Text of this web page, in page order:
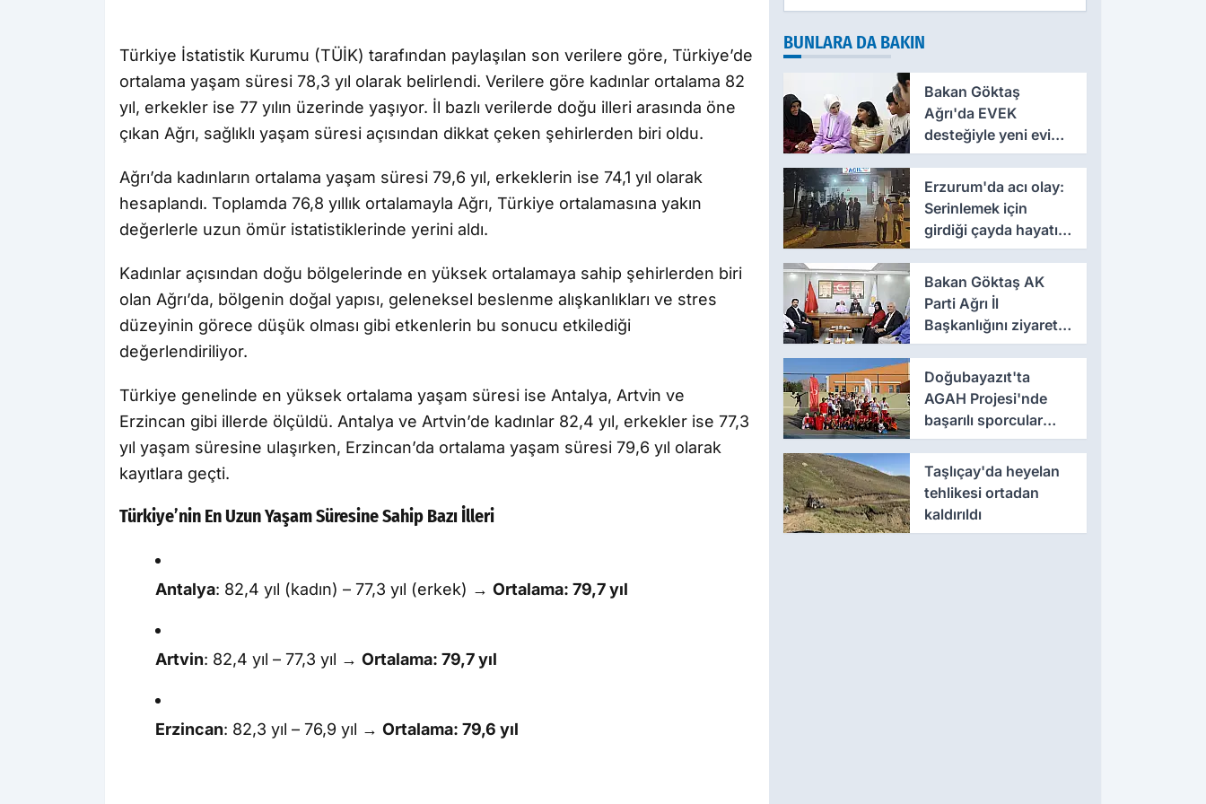
Türkiye İstatistik Kurumu (TÜİK) tarafından paylaşılan son verilere göre, Türkiye’de
ortalama yaşam süresi 78,3 yıl olarak belirlendi. Verilere göre kadınlar ortalama 82
yıl, erkekler ise 77 yılın üzerinde yaşıyor. İl bazlı verilerde doğu illeri arasında öne
çıkan Ağrı, sağlıklı yaşam süresi açısından dikkat çeken şehirlerden biri oldu.
Ağrı’da kadınların ortalama yaşam süresi 79,6 yıl, erkeklerin ise 74,1 yıl olarak
hesaplandı. Toplamda 76,8 yıllık ortalamayla Ağrı, Türkiye ortalamasına yakın
değerlerle uzun ömür istatistiklerinde yerini aldı.
Kadınlar açısından doğu bölgelerinde en yüksek ortalamaya sahip şehirlerden biri
olan Ağrı’da, bölgenin doğal yapısı, geleneksel beslenme alışkanlıkları ve stres
düzeyinin görece düşük olması gibi etkenlerin bu sonucu etkilediği
değerlendiriliyor.
Türkiye genelinde en yüksek ortalama yaşam süresi ise Antalya, Artvin ve
Erzincan gibi illerde ölçüldü. Antalya ve Artvin’de kadınlar 82,4 yıl, erkekler ise 77,3
yıl yaşam süresine ulaşırken, Erzincan’da ortalama yaşam süresi 79,6 yıl olarak
kayıtlara geçti.
Türkiye’nin En Uzun Yaşam Süresine Sahip Bazı İlleri
Antalya: 82,4 yıl (kadın) – 77,3 yıl (erkek) → Ortalama: 79,7 yıl
Artvin: 82,4 yıl – 77,3 yıl → Ortalama: 79,7 yıl
Erzincan: 82,3 yıl – 76,9 yıl → Ortalama: 79,6 yıl
BUNLARA DA BAKIN
Bakan Göktaş
Ağrı'da EVEK
desteğiyle yeni evine
kavuşan anneye
konuk oldu
Erzurum'da acı olay:
Serinlemek için
girdiği çayda hayatını
kaybetti
Bakan Göktaş AK
Parti Ağrı İl
Başkanlığını ziyaret
etti
Doğubayazıt'ta
AGAH Projesi'nde
başarılı sporcular
ödüllendirildi
Taşlıçay'da heyelan
tehlikesi ortadan
kaldırıldı